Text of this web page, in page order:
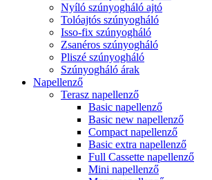
Nyíló szúnyogháló ajtó
Tolóajtós szúnyogháló
Isso-fix szúnyogháló
Zsanéros szúnyogháló
Pliszé szúnyogháló
Szúnyogháló árak
Napellenző
Terasz napellenző
Basic napellenző
Basic new napellenző
Compact napellenző
Basic extra napellenző
Full Cassette napellenző
Mini napellenző